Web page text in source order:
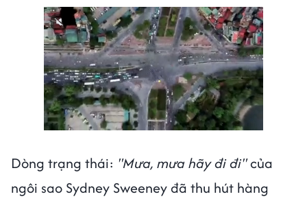
Dòng trạng thái: "Mưa, mưa hãy đi đi"của
ngôi sao Sydney Sweeney đã thu hút hàng